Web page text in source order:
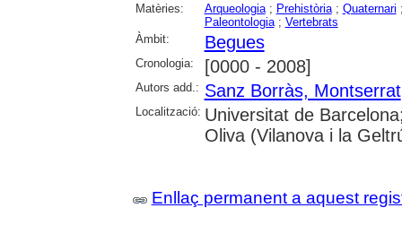
Matèries: Arqueologia; Prehistòria; Quaternari
Paleontologia; Vertebrats
Àmbit:
Begues
Cronologia: [0000 - 2008]
Autors add.: Sanz Borràs, Montserrat
Localització: Universitat de
Oliva (Vilanova i la
Enllaç permanent a aquest